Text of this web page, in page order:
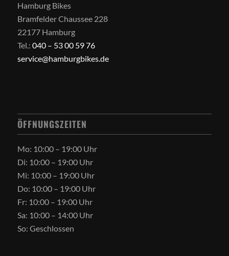
Hamburg Bikes
Bramfelder Chaussee 228
22177 Hamburg
Tel.: 040 – 53 00 59 76
service@hamburgbikes.de
ÖFFNUNGSZEITEN
Mo: 10:00 – 19:00 Uhr
Di: 10:00 – 19:00 Uhr
Mi: 10:00 – 19:00 Uhr
Do: 10:00 – 19:00 Uhr
Fr: 10:00 – 19:00 Uhr
Sa: 10:00 – 14:00 Uhr
So: Geschlossen